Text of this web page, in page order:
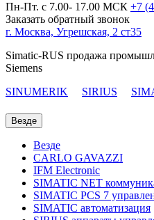
Пн-Пт. с 7.00- 17.00 МСК +7
Заказать обратный звонок
г. Москва, Угрешская, 2 ст35
Simatic-RUS продажа
Siemens
SINUMERIK
SIRIUS
Везде
Везде
CARLO GAVAZZI
IFM Electronic
SIMATIC NET
SIMATIC PCS 7
SIMATIC автоматизация